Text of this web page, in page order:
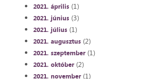
2021. április(1)
2021. június(3)
2021. július(1)
2021. augusztus(2)
2021. szeptember(1)
2021. október(2)
2021. november(1)